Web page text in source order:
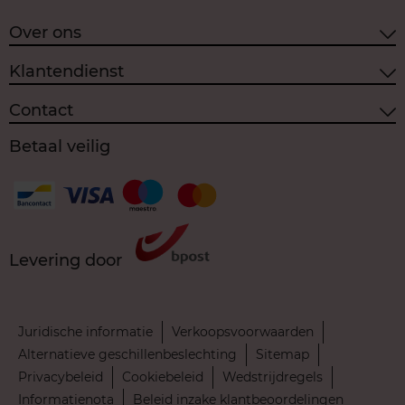
Over ons
Klantendienst
Contact
Betaal veilig
Levering door
Juridische informatie
Verkoopsvoorwaarden
Alternatieve geschillenbeslechting
Sitemap
Privacybeleid
Cookiebeleid
Wedstrijdregels
Informatienota
Beleid inzake klantbeoordelingen